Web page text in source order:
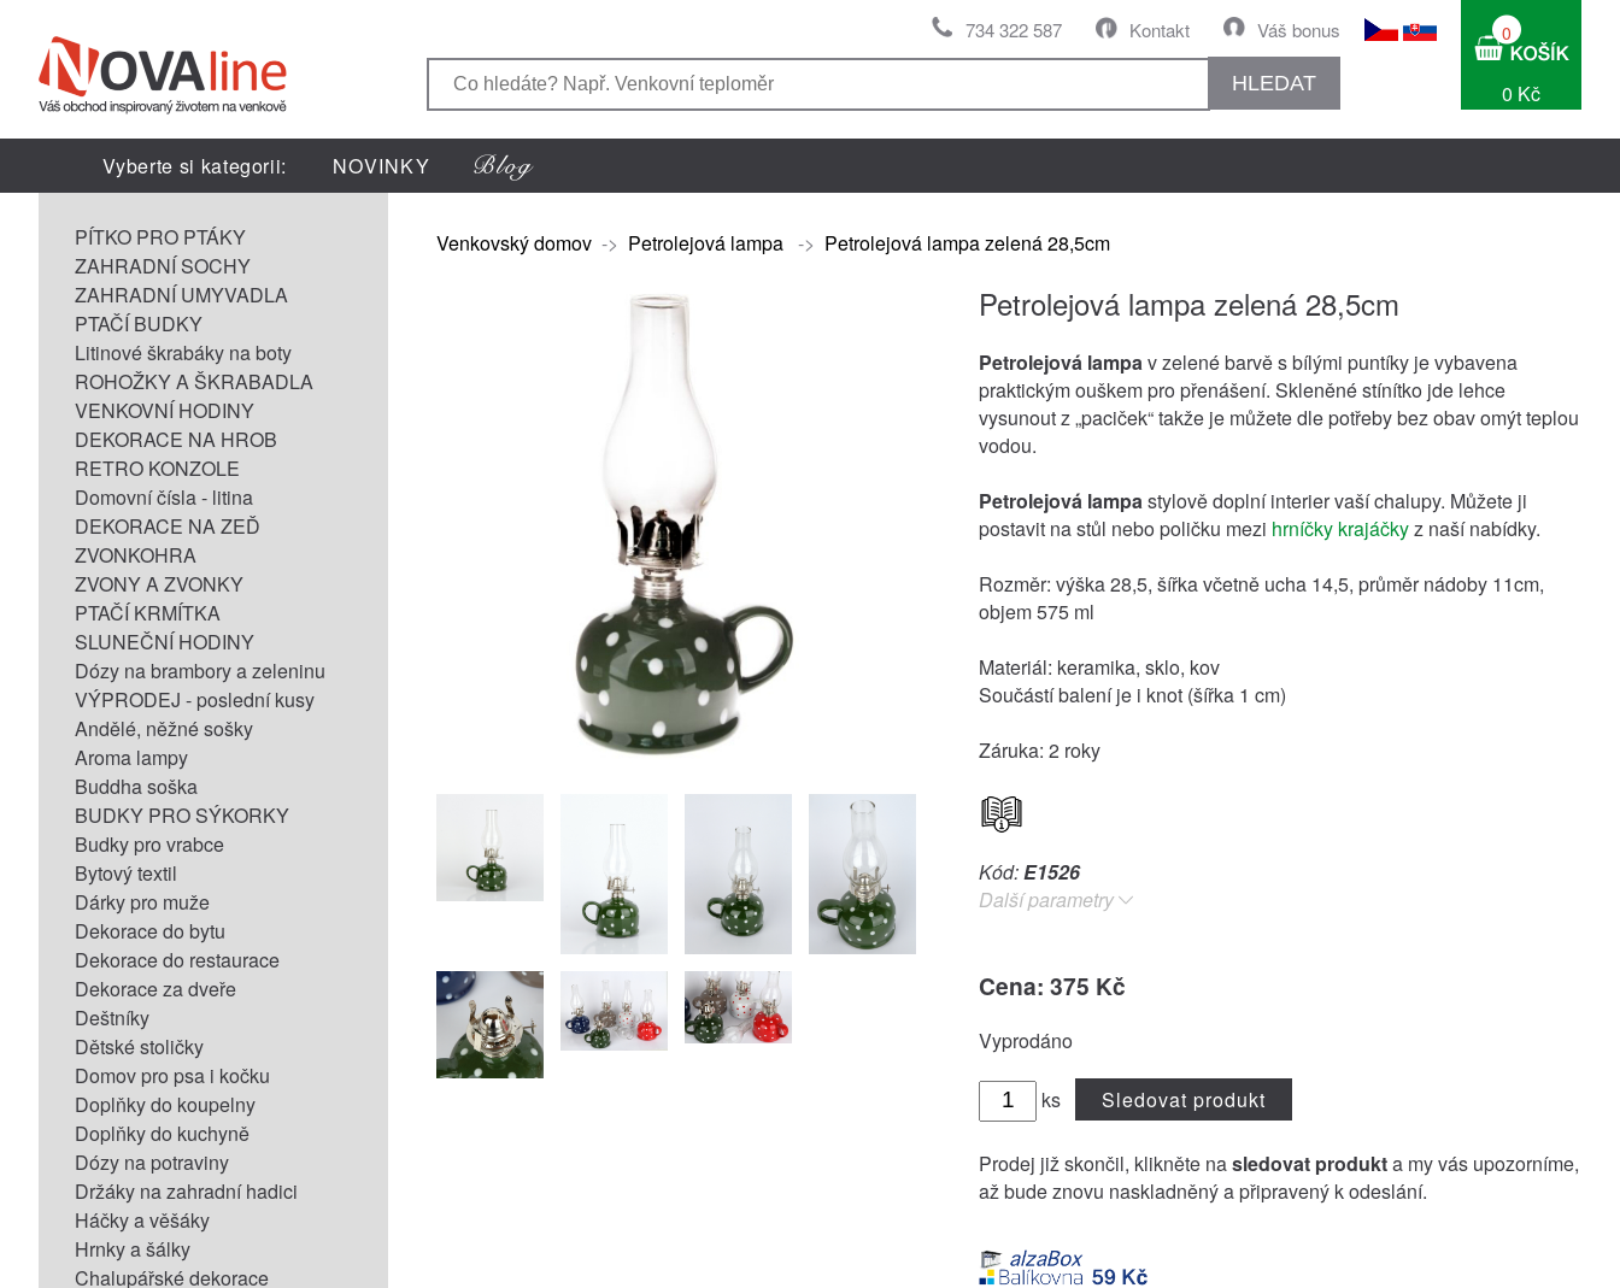
Váš bonus
Kontakt
734 322 587
HLEDAT
0
0 Kč
Vyberte si kategorii: NOVINKY
PÍTKO PRO PTÁKY
ZAHRADNÍ SOCHY
ZAHRADNÍ UMYVADLA
PTAČÍ BUDKY
Litinové škrabáky na boty
ROHOŽKY A ŠKRABADLA
VENKOVNÍ HODINY
DEKORACE NA HROB
RETRO KONZOLE
Domovní čísla - litina
DEKORACE NA ZEĎ
ZVONKOHRA
ZVONY A ZVONKY
PTAČÍ KRMÍTKA
SLUNEČNÍ HODINY
Dózy na brambory a zeleninu
VÝPRODEJ - poslední kusy
Andělé, něžné sošky
Aroma lampy
Buddha soška
BUDKY PRO SÝKORKY
Budky pro vrabce
Bytový textil
Dárky pro muže
Dekorace do bytu
Dekorace do restaurace
Dekorace za dveře
Deštníky
Dětské stoličky
Domov pro psa i kočku
Doplňky do koupelny
Doplňky do kuchyně
Dózy na potraviny
Držáky na zahradní hadici
Háčky a věšáky
Hrnky a šálky
Chalupářské dekorace
Venkovský domov -> Petrolejová lampa -> Petrolejová lampa zelená 28,5cm
Petrolejová lampa zelená 28,5cm
Petrolejová lampav zelené barvě s bílými puntíky je vybavena
praktickým ouškem pro přenášení. Skleněné stínítko jde lehce
vysunout z „paciček“ takže je můžete dle potřeby bez obav omýt teplou
vodou.
Petrolejová lampastylově doplní interier vaší chalupy. Můžete ji
postavit na stůl nebo poličku mezi hrníčky krajáčkyz naší nabídky.
Rozměr: výška 28,5, šířka včetně ucha 14,5, průměr nádoby 11cm,
objem 575 ml
Materiál: keramika, sklo, kov
Součástí balení je i knot (šířka 1 cm)
Záruka: 2 roky
Kód:E1526
Další parametry
Cena: 375 Kč
Vyprodáno
ks Sledovat produkt
Prodej již skončil, klikněte nasledovat produkta my vás upozorníme,
až bude znovu naskladněný a připravený k odeslání.